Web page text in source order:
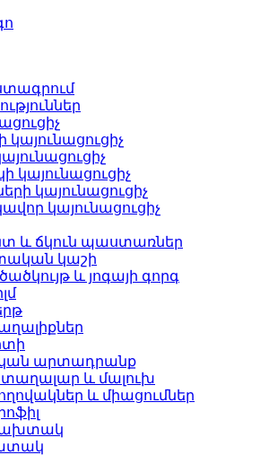
կայունացուցիչ
կայունացուցիչ
կայունացուցիչ
կայունացուցիչ
և ճկուն պաստառներ
​​կաշի
և յոգայի գորգ
արտադրանք
և մալուխ
և միացումներ